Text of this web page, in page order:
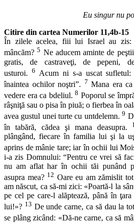
Eu singur nu
Citire din cartea Numerilor 11,4b-15
În zilele acelea, fiii lui Israel au zis:
mâncăm?5 Ne aducem aminte de
gratis, de castraveţi, de pepeni,
usturoi. 6 Acum ni s-a uscat
înaintea ochilor noştri”. 7 Mana era
vedere era ca bdeliul.8 Poporul se
râşniţă sau o pisa în piuă; o fierbea în
avea gustul unei turte cu untdelemn.9
în tabără, cădea şi mana deasupra.
plângând, fiecare în familia lui şi la
aprins de mânie tare; iar în ochii lui
i-a zis Domnului: “Pentru ce vrei să
nu am aflat har în ochii tăi punând
asupra mea? 12 Oare eu am zămislit
am născut, ca să-mi zici: «Poartă-l la
pe cel pe care-l alăptează, până în
lui!»? 13 De unde carne, ca să dau la
se plâng zicând: «Dă-ne carne, ca să